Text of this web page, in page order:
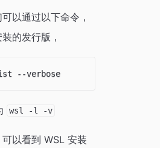
以通过以下命令，
的发行版，
wsl --list --verbose
wsl -l -v
以看到 WSL 安装